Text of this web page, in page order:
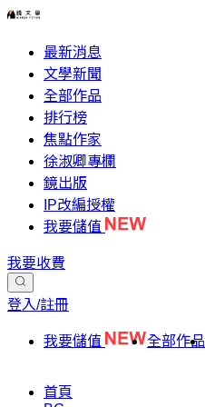
最新消息
文學新聞
全部作品
排行榜
焦點作家
徐淑卿專欄
鏡出版
IP改編授權
我要儲值
我要收費
登入/註冊
我要儲值 全部作品
首頁